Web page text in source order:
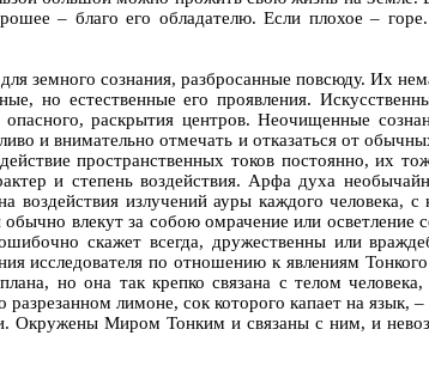
– благо его обладателю. Если плохое –
земного сознания, разбросанные повсюду. Их
но естественные его проявления.
раскрытия центров. Неочищенные
и внимательно отмечать и отказаться от
пространственных токов постоянно, их
и степень воздействия. Арфа духа
излучений ауры каждого человека, с
влекут за собою омрачение или осветление
скажет всегда, дружественны или
исследователя по отношению к явлениям
но она так крепко связана с телом
лимоне, сок которого капает на язык,
Окружены Миром Тонким и связаны с ним, и